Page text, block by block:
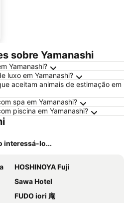
sobre Yamanashi
Yamanashi?
luxo em Yamanashi?
aceitam animais de estimação em
spa em Yamanashi?
piscina em Yamanashi?
interessá-lo...
HOSHINOYA Fuji
Sawa Hotel
FUDO iori 庵